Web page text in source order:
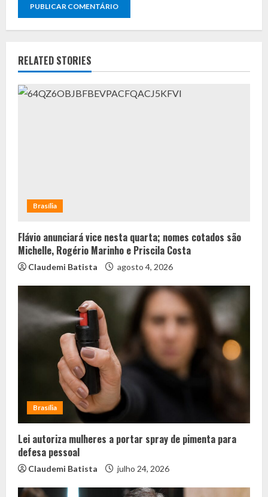
RELATED STORIES
Brasília
Flávio anunciará vice nesta quarta; nomes cotados são
Michelle, Rogério Marinho e Priscila Costa
Claudemi Batista agosto 4, 2026
Brasília
Lei autoriza mulheres a portar spray de pimenta para
defesa pessoal
Claudemi Batista julho 24, 2026